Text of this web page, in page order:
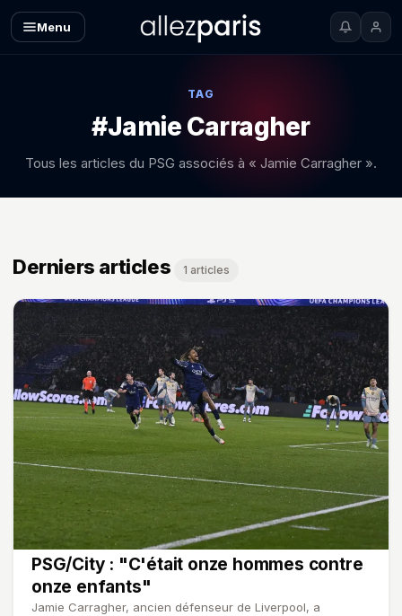
Menu
TAG
#Jamie Carragher
Tous les articles du PSG associés à « Jamie Carragher ».
Derniers articles 1 articles
PSG/City : "C'était onze hommes contre
onze enfants"
Jamie Carragher, ancien défenseur de Liverpool, a